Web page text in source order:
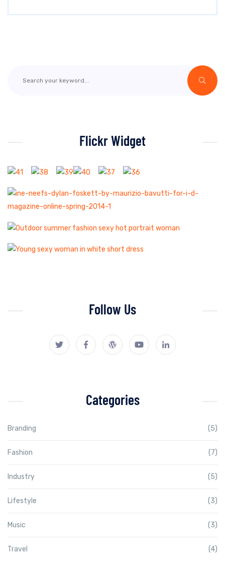
Flickr Widget
Follow Us
Categories
Branding (5)
Fashion (7)
Industry (5)
Lifestyle (3)
Music (3)
Travel (4)